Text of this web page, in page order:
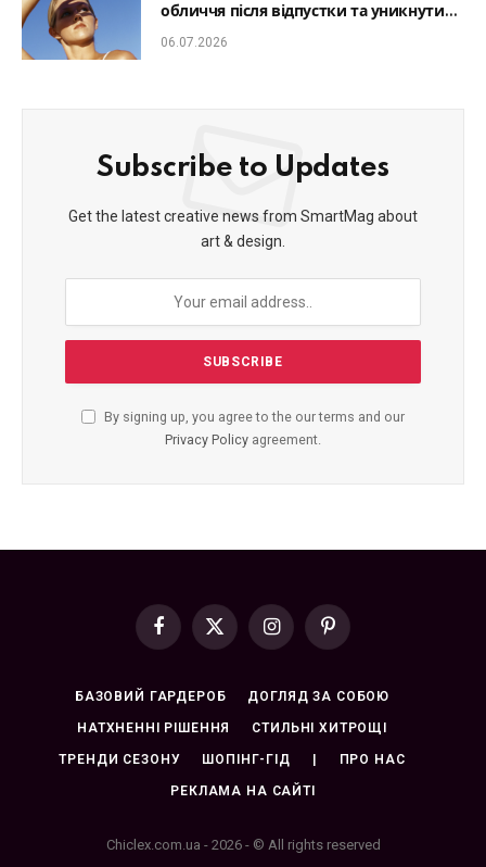
обличчя після відпустки та уникнути
фотостаріння
06.07.2026
Subscribe to Updates
Get the latest creative news from SmartMag about
art & design.
By signing up, you agree to the our terms and our
Privacy Policy agreement.
Facebook
X
InstagramPinterest
БАЗОВИЙ ГАРДЕРОБ ДОГЛЯД ЗА СОБОЮ
НАТХНЕННІ РІШЕННЯ СТИЛЬНІ ХИТРОЩІ
ТРЕНДИ СЕЗОНУ ШОПІНГ-ГІД | ПРО НАС
РЕКЛАМА НА САЙТІ
Chiclex.com.ua - 2026 - © All rights reserved